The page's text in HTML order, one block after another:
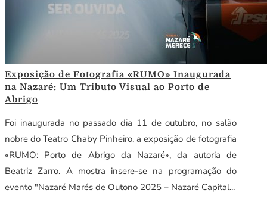
Exposição de Fotografia «RUMO» Inaugurada
na Nazaré: Um Tributo Visual ao Porto de
Abrigo
Foi inaugurada no passado dia 11 de outubro, no salão
nobre do Teatro Chaby Pinheiro, a exposição de fotografia
«RUMO: Porto de Abrigo da Nazaré», da autoria de
Beatriz Zarro. A mostra insere-se na programação do
evento "Nazaré Marés de Outono 2025 – Nazaré Capital...